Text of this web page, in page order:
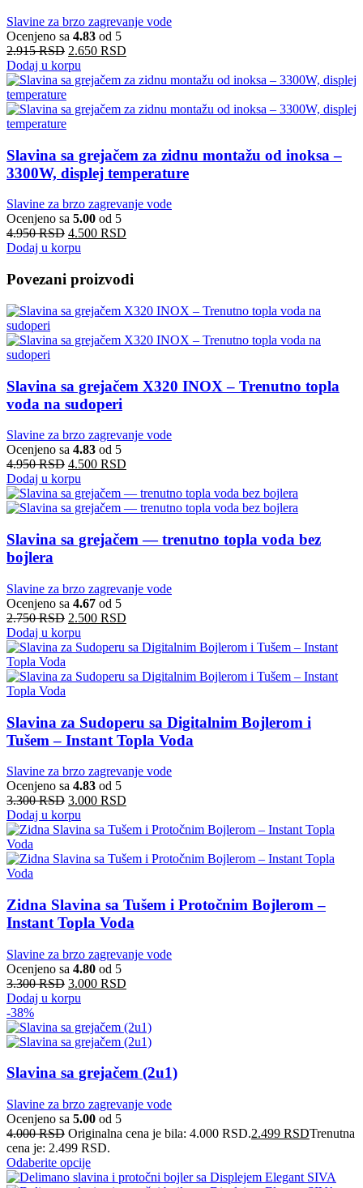
Slavine za brzo zagrevanje vode
Ocenjeno sa 4.83 od 5
2.915RSD 2.650 RSD
Dodaj u korpu
Slavina sa grejačem za zidnu montažu od inoksa –
3300W, displej temperature
Slavine za brzo zagrevanje vode
Ocenjeno sa 5.00 od 5
4.950RSD 4.500 RSD
Dodaj u korpu
Povezani proizvodi
Slavina sa grejačem X320 INOX – Trenutno topla
voda na sudoperi
Slavine za brzo zagrevanje vode
Ocenjeno sa 4.83 od 5
4.950RSD 4.500 RSD
Dodaj u korpu
Slavina sa grejačem — trenutno topla voda bez
bojlera
Slavine za brzo zagrevanje vode
Ocenjeno sa 4.67 od 5
2.750RSD 2.500 RSD
Dodaj u korpu
Slavina za Sudoperu sa Digitalnim Bojlerom i
Tušem – Instant Topla Voda
Slavine za brzo zagrevanje vode
Ocenjeno sa 4.83 od 5
3.300RSD 3.000 RSD
Dodaj u korpu
Zidna Slavina sa Tušem i Protočnim Bojlerom –
Instant Topla Voda
Slavine za brzo zagrevanje vode
Ocenjeno sa 4.80 od 5
3.300RSD 3.000 RSD
Dodaj u korpu
-38%
Slavina sa grejačem (2u1)
Slavine za brzo zagrevanje vode
Ocenjeno sa 5.00 od 5
4.000RSD Originalna cena je bila: 4.000 RSD.2.499 RSDTrenutna
cena je: 2.499 RSD.
Odaberite opcije